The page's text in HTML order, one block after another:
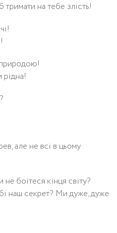
на тебе злість!
але не всі в цьому
боїтеся кінця світу?
наш секрет? Ми дуже, дуже